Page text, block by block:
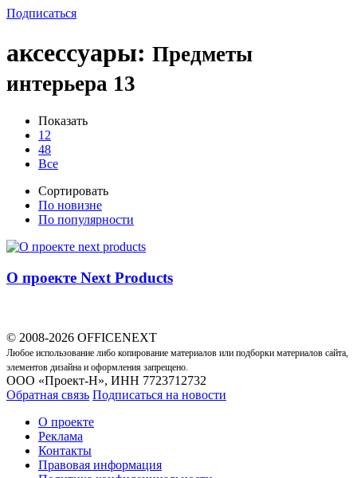
Подписаться
аксессуары: Предметы
интерьера 13
Показать
12
48
Все
Сортировать
По новизне
По популярности
О проекте Next Products
© 2008-2026 OFFICENEXT
Любое использование либо копирование материалов или подборки материалов сайта,
элементов дизайна и оформления запрещено.
ООО «Проект-Н», ИНН 7723712732
Обратная связь Подписаться на новости
О проекте
Реклама
Контакты
Правовая информация